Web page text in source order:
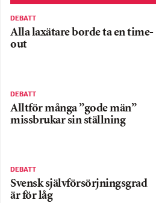
DEBATT
Alla laxätare borde ta en time-
out
DEBATT
Alltför många ”gode män”
missbrukar sin ställning
DEBATT
Svensk självförsörjningsgrad
är för låg